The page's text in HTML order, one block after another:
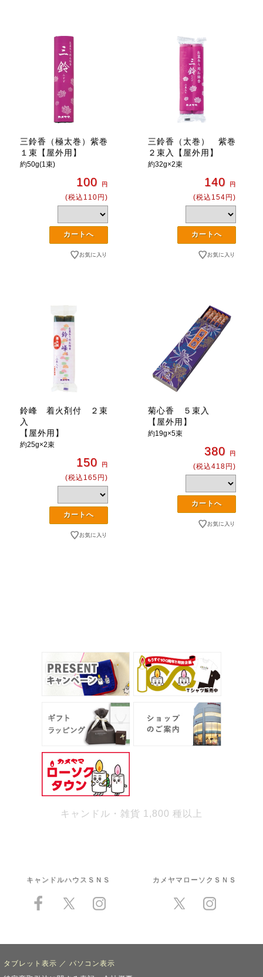
三鈴香（極太巻）紫巻
１束【屋外用】
約50g(1束)
100 円
(税込110円)
三鈴香（太巻） 紫巻
２束入【屋外用】
約32g×2束
140 円
(税込154円)
鈴峰 着火剤付 ２束
入
【屋外用】
約25g×2束
150 円
(税込165円)
菊心香 ５束入
【屋外用】
約19g×5束
380 円
(税込418円)
キャンドル・雑貨 1,800 種以上
キャンドルハウスＳＮＳ カメヤマローソクＳＮＳ
タブレット表示 ／ パソコン表示